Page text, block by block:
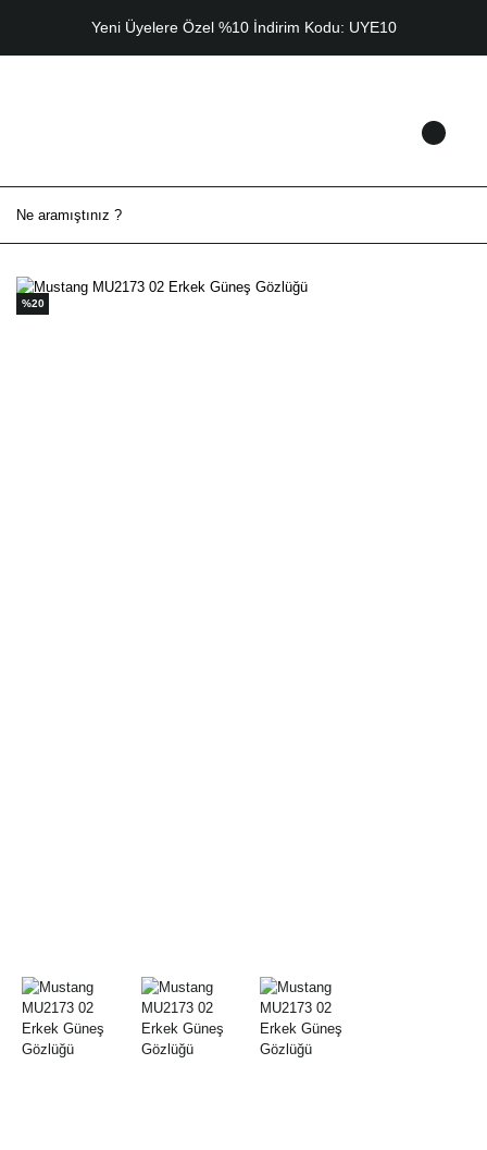
Yeni Üyelere Özel %10 İndirim Kodu: UYE10
%20